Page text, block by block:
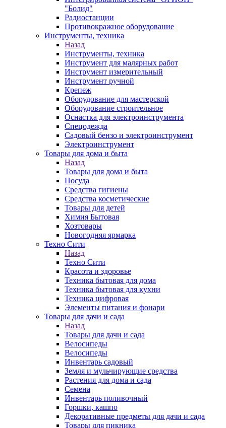
"Болид"
Радиостанции
Противокражное оборудование
Инструменты, техника
Назад
Инструменты, техника
Инструмент для малярных работ
Инструмент измерительный
Инструмент ручной
Крепеж
Оборудование для мастерской
Оборудование строительное
Оснастка для электроинструмента
Спецодежда
Садовый бензо и электроинструмент
Электроинструмент
Товары для дома и быта
Назад
Товары для дома и быта
Посуда
Средства гигиены
Средства косметические
Товары для детей
Химия Бытовая
Хозтовары
Новогодняя ярмарка
Техно Сити
Назад
Техно Сити
Красота и здоровье
Техника бытовая для дома
Техника бытовая для кухни
Техника цифровая
Элементы питания и фонари
Товары для дачи и сада
Назад
Товары для дачи и сада
Велосипеды
Велосипеды
Инвентарь садовый
Земля и мульчирующие средства
Растения для дома и сада
Семена
Инвентарь поливочный
Горшки, кашпо
Декоративные предметы для дачи и сада
Товары для пикника